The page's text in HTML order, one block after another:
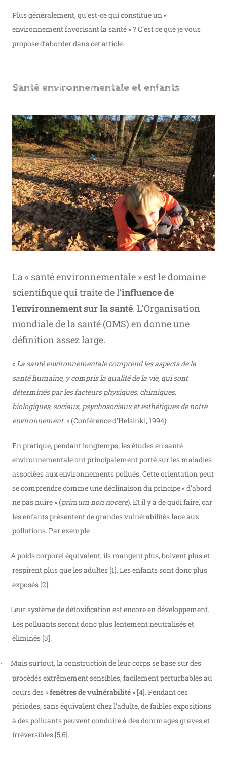
Plus généralement, qu’est-ce qui constitue un «
environnement favorisant la santé » ? C’est ce que je vous
propose d’aborder dans cet article.
Santé environnementale et enfants
La « santé environnementale » est le domaine
scientifique qui traite de l’influence de
l’environnement sur la santé. L’Organisation
mondiale de la santé (OMS) en donne une
définition assez large.
«La santé environnementale comprend les aspects de la
santé humaine, y compris la qualité de la vie, qui sont
déterminés par les facteurs physiques, chimiques,
biologiques, sociaux, psychosociaux et esthétiques de notre
environnement. » (Conférence d’Helsinki, 1994)
En pratique, pendant longtemps, les études en santé
environnementale ont principalement porté sur les maladies
associées aux environnements pollués. Cette orientation peut
se comprendre comme une déclinaison du principe « d’abord
ne pas nuire » (primum non nocere). Et il y a de quoi faire, car
les enfants présentent de grandes vulnérabilités face aux
pollutions. Par exemple :
·
A poids corporel équivalent, ils mangent plus, boivent plus et
respirent plus que les adultes [1]. Les enfants sont donc plus
exposés [2].
·
Leur système de détoxification est encore en développement.
Les polluants seront donc plus lentement neutralisés et
éliminés [3].
·
Mais surtout, la construction de leur corps se base sur des
procédés extrêmement sensibles, facilement perturbables au
cours des «fenêtres de vulnérabilité » [4]. Pendant ces
périodes, sans équivalent chez l’adulte, de faibles expositions
à des polluants peuvent conduire à des dommages graves et
irréversibles [5,6].